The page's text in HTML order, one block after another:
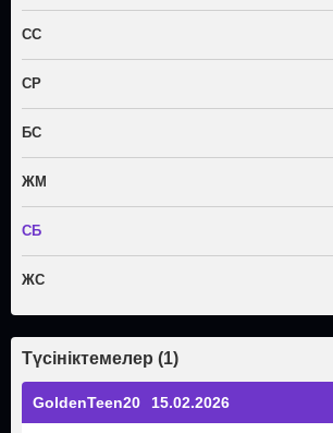
СС
СР
БС
ЖМ
СБ
ЖС
Түсініктемелер (1)
GoldenTeen20 15.02.2026